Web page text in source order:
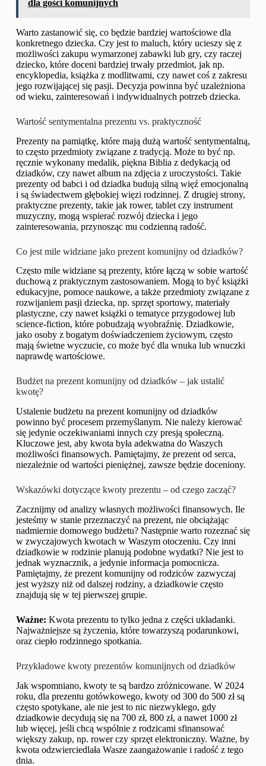
dla gości komunijnych
Warto zastanowić się, co będzie bardziej wartościowe dla
konkretnego dziecka. Czy jest to maluch, który ucieszy się z
możliwości zakupu wymarzonej zabawki lub gry, czy raczej
dziecko, które doceni bardziej trwały przedmiot, jak np.
encyklopedia, książka z modlitwami, czy nawet coś z zakresu
jego rozwijającej się pasji. Decyzja powinna być uzależniona
od wieku, zainteresowań i indywidualnych potrzeb dziecka.
Wartość sentymentalna prezentu vs. praktyczność
Prezenty na pamiątkę, które mają dużą wartość sentymentalną,
to często przedmioty związane z tradycją. Może to być np.
ręcznie wykonany medalik, piękna Biblia z dedykacją od
dziadków, czy nawet album na zdjęcia z uroczystości. Takie
prezenty od babci i od dziadka budują silną więź emocjonalną
i są świadectwem głębokiej więzi rodzinnej. Z drugiej strony,
praktyczne prezenty, takie jak rower, tablet czy instrument
muzyczny, mogą wspierać rozwój dziecka i jego
zainteresowania, przynosząc mu codzienną radość.
Co jest mile widziane jako prezent komunijny od dziadków?
Często mile widziane są prezenty, które łączą w sobie wartość
duchową z praktycznym zastosowaniem. Mogą to być książki
edukacyjne, pomoce naukowe, a także przedmioty związane z
rozwijaniem pasji dziecka, np. sprzęt sportowy, materiały
plastyczne, czy nawet książki o tematyce przygodowej lub
science-fiction, które pobudzają wyobraźnię. Dziadkowie,
jako osoby z bogatym doświadczeniem życiowym, często
mają świetne wyczucie, co może być dla wnuka lub wnuczki
naprawdę wartościowe.
Budżet na prezent komunijny od dziadków – jak ustalić
kwotę?
Ustalenie budżetu na prezent komunijny od dziadków
powinno być procesem przemyślanym. Nie należy kierować
się jedynie oczekiwaniami innych czy presją społeczną.
Kluczowe jest, aby kwota była adekwatna do Waszych
możliwości finansowych. Pamiętajmy, że prezent od serca,
niezależnie od wartości pieniężnej, zawsze będzie doceniony.
Wskazówki dotyczące kwoty prezentu – od czego zacząć?
Zacznijmy od analizy własnych możliwości finansowych. Ile
jesteśmy w stanie przeznaczyć na prezent, nie obciążając
nadmiernie domowego budżetu? Następnie warto rozeznać się
w zwyczajowych kwotach w Waszym otoczeniu. Czy inni
dziadkowie w rodzinie planują podobne wydatki? Nie jest to
jednak wyznacznik, a jedynie informacja pomocnicza.
Pamiętajmy, że prezent komunijny od rodziców zazwyczaj
jest wyższy niż od dalszej rodziny, a dziadkowie często
znajdują się w tej pierwszej grupie.
Ważne: Kwota prezentu to tylko jedna z części układanki.
Najważniejsze są życzenia, które towarzyszą podarunkowi,
oraz ciepło rodzinnego spotkania.
Przykładowe kwoty prezentów komunijnych od dziadków
Jak wspomniano, kwoty te są bardzo zróżnicowane. W 2024
roku, dla prezentu gotówkowego, kwoty od 300 do 500 zł są
często spotykane, ale nie jest to nic niezwykłego, gdy
dziadkowie decydują się na 700 zł, 800 zł, a nawet 1000 zł
lub więcej, jeśli chcą wspólnie z rodzicami sfinansować
większy zakup, np. rower czy sprzęt elektroniczny. Ważne, by
kwota odzwierciedlała Wasze zaangażowanie i radość z tego
dnia.